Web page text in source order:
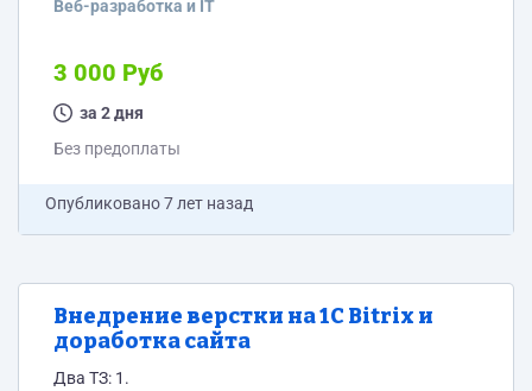
https://docs.google.com/document/d/
Веб-разработка и IT
3 000 Руб
за 2 дня
Без предоплаты
Опубликовано7 лет назад
Внедрение верстки на 1С Bitrix и
доработка сайта
Два ТЗ: 1.